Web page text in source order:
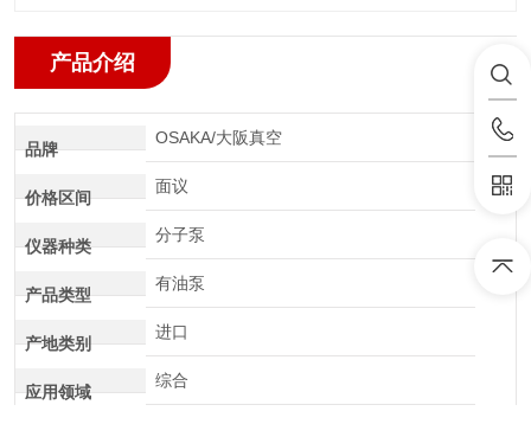
产品介绍
品牌
OSAKA/大阪真空
价格区间
面议
仪器种类
分子泵
产品类型
有油泵
产地类别
进口
应用领域
综合